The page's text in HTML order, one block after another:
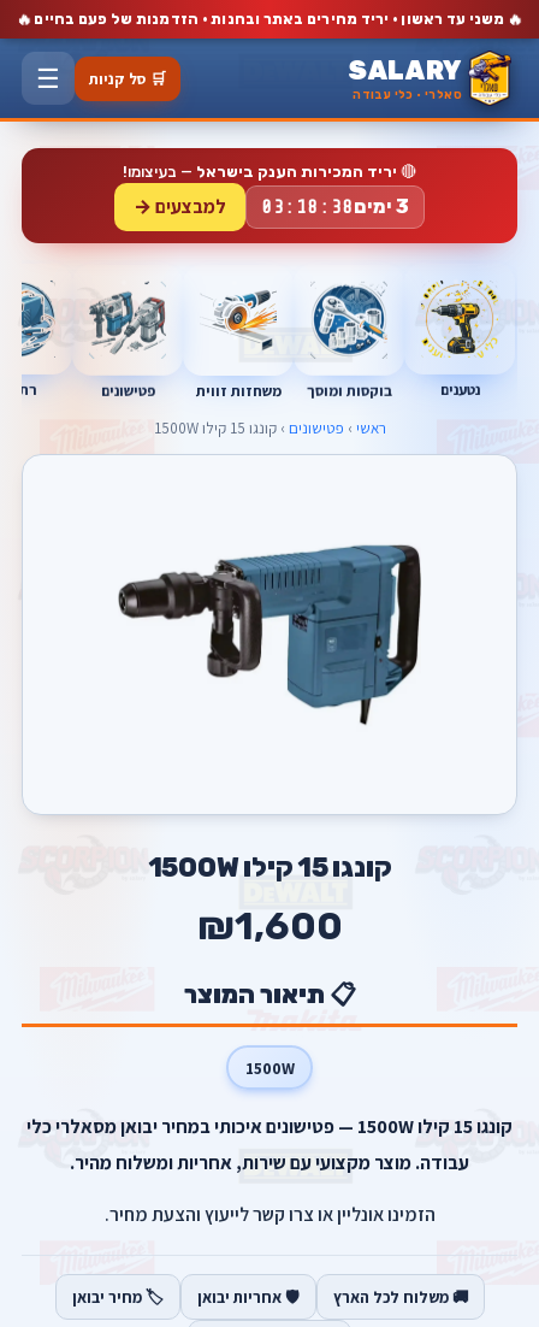
🔥 משני עד ראשון · יריד מחירים באתר ובחנות · הזדמנות של פעם בחיים 🔥
SALARY
סאלרי · כלי עבודה
🛒 סל קניות ☰
🔴 יריד המכירות הענק בישראל — בעיצומו!
3 ימים 03:18:37 למבצעים →
נטענים בוקסות ומוסך משחזות זווית פטישונים
ראשי › פטישונים › קונגו 15 קילו 1500W
קונגו 15 קילו 1500W
₪1,600
📋 תיאור המוצר
1500W
קונגו 15 קילו 1500W — פטישונים איכותי במחיר יבואן מסאלרי כלי
עבודה. מוצר מקצועי עם שירות, אחריות ומשלוח מהיר.
הזמינו אונליין או צרו קשר לייעוץ והצעת מחיר.
🚚 משלוח לכל הארץ 🛡️ אחריות יבואן 🏷️ מחיר יבואן